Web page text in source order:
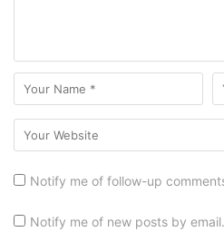
Notify me of follow-up
Notify me of new posts by email.